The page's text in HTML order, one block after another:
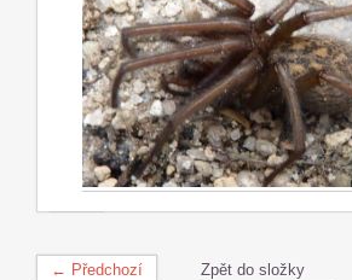
← Předchozí Zpět do složky